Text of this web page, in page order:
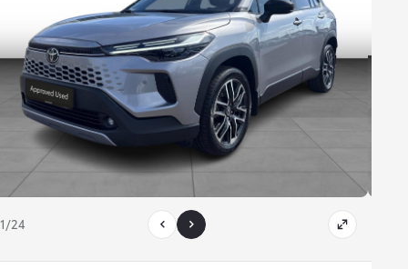
1/24